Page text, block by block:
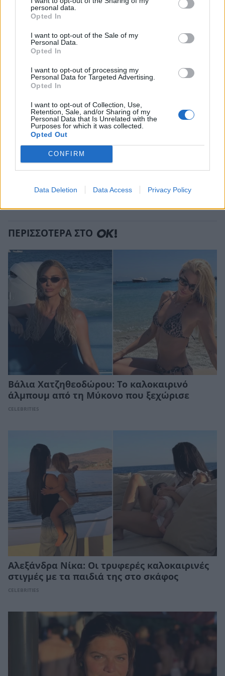
personal data.
Opted In
I want to opt-out of the Sale of my
Personal Data.
Opted In
I want to opt-out of processing my
Personal Data for Targeted Advertising.
Opted In
I want to opt-out of Collection, Use,
Retention, Sale, and/or Sharing of my
Personal Data that Is Unrelated with the
Purposes for which it was collected.
Opted Out
CONFIRM
Data Deletion Data Access Privacy Policy
Γιώργος Λιάγκας: Ξέγνοιαστες στιγμές με
φόντο το γαλάζιο του Αιγαίου – Το
CELEBRITIES
ΔΕΙΤΕ ΑΚΟΜΑ
ΠΕΡΙΣΣΟΤΕΡΑ ΣΤΟ
Βάλια Χατζηθεοδώρου: Το καλοκαιρινό
άλμπουμ από τη Μύκονο που ξεχώρισε
CELEBRITIES
Αλεξάνδρα Νίκα: Οι τρυφερές καλοκαιρινές
στιγμές με τα παιδιά της στο σκάφος
CELEBRITIES